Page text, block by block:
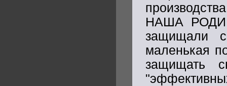
НАША
защищали
маленькая
защищать